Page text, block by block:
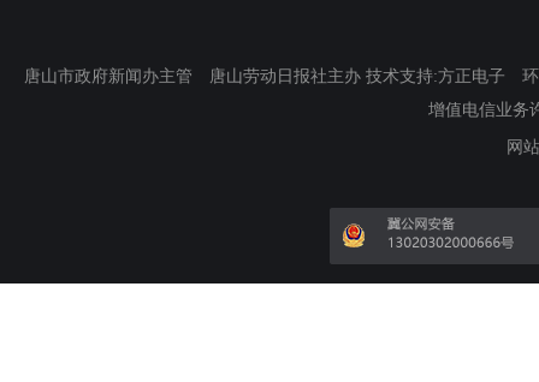
唐山市政府新闻办主管 唐山劳动日报社主办 技术支持:方正电子
增值电信业务
网